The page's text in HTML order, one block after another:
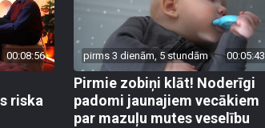
00:08:56
riska
pirms 3 dienām, 5 stundām 00:05:43
Pirmie zobiņi klāt! Noderīgi
padomi jaunajiem vecākiem
par mazuļu mutes veselību